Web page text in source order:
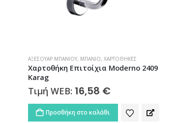
ΑΞΕΣΟΥΆΡ ΜΠΆΝΙΟΥ, ΜΠΆΝΙΟ, ΧΑΡΤΟΘΉΚΕΣ
Χαρτοθήκη Επιτοίχια Moderno 2409
Karag
Τιμή WEB: 16,58 €
Προσθήκη στο καλάθι